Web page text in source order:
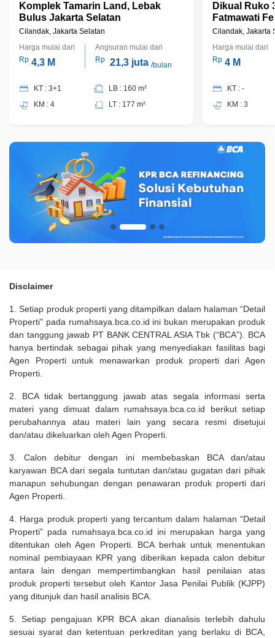
Komplek Tamarin Land, Lebak
Bulus Jakarta Selatan
Cilandak, Jakarta Selatan
Harga mulai dari
Rp 4,3 M
Angsuran mulai dari
Rp 21,3 juta /bulan
KT : 3+1
KM : 4
LB : 160 m²
LT : 177 m²
Dikual Ruko
Fatmawati
Cilandak, Jakarta
Harga mulai dari
Rp 4 M
KT : -
KM : 3
Disclaimer
1. Setiap produk properti yang ditampilkan dalam halaman “Detail
Properti" pada rumahsaya.bca.co.id ini bukan merupakan produk
dan tanggung jawab PT BANK CENTRAL ASIA Tbk (“BCA”). BCA
hanya bertindak sebagai pihak yang menyediakan fasilitas bagi
Agen Properti untuk menawarkan produk properti dari Agen
Properti.
2. BCA tidak bertanggung jawab atas segala informasi serta
materi yang dimuat dalam rumahsaya.bca.co.id berikut setiap
perubahannya atau materi lain yang secara resmi disetujui
dan/atau dikeluarkan oleh Agen Properti.
3. Calon debitur dengan ini membebaskan BCA dan/atau
karyawan BCA dari segala tuntutan dan/atau gugatan dari pihak
manapun sehubungan dengan penawaran produk properti dari
Agen Properti.
4. Harga produk properti yang tercantum dalam halaman “Detail
Properti” pada rumahsaya.bca.co.id ini merupakan harga yang
ditentukan oleh Agen Properti. BCA berhak untuk menentukan
nominal pembiayaan KPR yang diberikan kepada calon debitur
antara lain dengan mempertimbangkan hasil penilaian atas
produk properti tersebut oleh Kantor Jasa Penilai Publik (KJPP)
yang ditunjuk dan hasil analisis BCA.
5. Setiap pengajuan KPR BCA akan dianalisis terlebih dahulu
sesuai syarat dan ketentuan perkreditan yang berlaku di BCA,